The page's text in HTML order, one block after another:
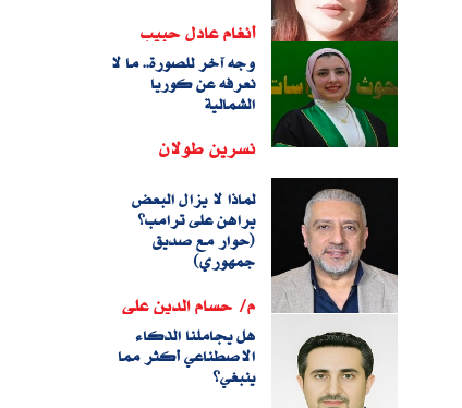
أنغام عادل حبيب
وجه آخر للصورة.. ما لا
نعرفه عن كوريا
الشمالية
نسرين طولان
لماذا لا يزال البعض
يراهن على ترامب؟
(حوار مع صديق
جمهوري)
م/ حسام الدين على
هل يجاملنا الذكاء
الاصطناعي أكثر مما
ينبغي؟